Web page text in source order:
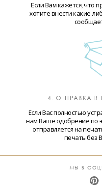
Если Вам кажется, что
хотите внести какие-
4. ОТПРАВКА В
Если Вас полностью
нам Ваше одобрение по
отправляется на
печать без
МЫ В